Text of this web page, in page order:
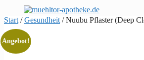
Inhalt
springen
Start /Gesundheit / Nuubu Pflaster (Deep
Angebot!